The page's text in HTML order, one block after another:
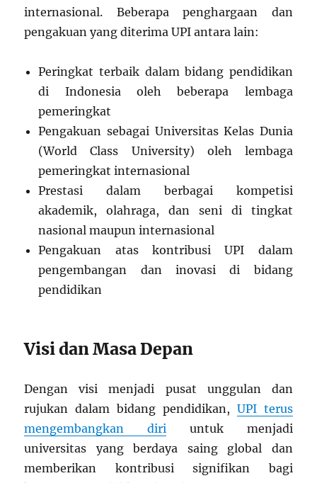
internasional. Beberapa penghargaan dan
pengakuan yang diterima UPI antara lain:
Peringkat terbaik dalam bidang pendidikan
di Indonesia oleh beberapa lembaga
pemeringkat
Pengakuan sebagai Universitas Kelas Dunia
(World Class University) oleh lembaga
pemeringkat internasional
Prestasi dalam berbagai kompetisi
akademik, olahraga, dan seni di tingkat
nasional maupun internasional
Pengakuan atas kontribusi UPI dalam
pengembangan dan inovasi di bidang
pendidikan
Visi dan Masa Depan
Dengan visi menjadi pusat unggulan dan
rujukan dalam bidang pendidikan, UPI terus
mengembangkan diri untuk menjadi
universitas yang berdaya saing global dan
memberikan kontribusi signifikan bagi